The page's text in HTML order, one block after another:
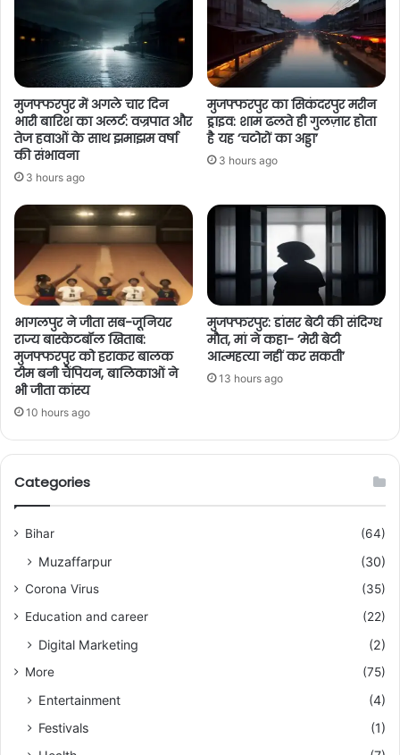
मुजफ्फरपुर में अगले चार दिन
भारी बारिश का अलर्ट: वज्रपात और
तेज हवाओं के साथ झमाझम वर्षा
की संभावना
3 hours ago
मुजफ्फरपुर का सिकंदरपुर मरीन
ड्राइव: शाम ढलते ही गुलज़ार होता
है यह ‘चटोरों का अड्डा’
3 hours ago
भागलपुर ने जीता सब-जूनियर
राज्य बास्केटबॉल खिताब:
मुजफ्फरपुर को हराकर बालक
टीम बनी चैंपियन, बालिकाओं ने
भी जीता कांस्य
10 hours ago
मुजफ्फरपुर: डांसर बेटी की संदिग्ध
मौत, मां ने कहा- ‘मेरी बेटी
आत्महत्या नहीं कर सकती’
13 hours ago
Categories
Bihar (64)
Muzaffarpur (30)
Corona Virus
(35)
Education and career
(22)
Digital Marketing (2)
More (75)
Entertainment
(4)
Festivals
(1)